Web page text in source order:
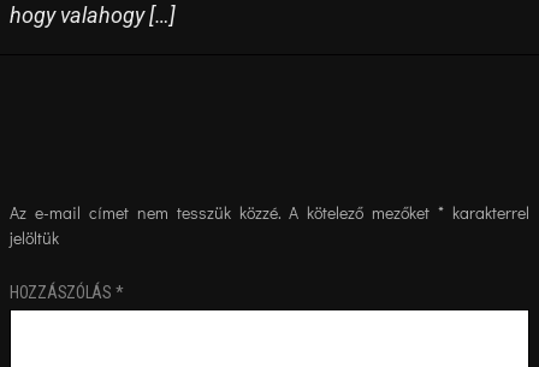
hogy valahogy […]
Az e-mail címet nem tesszük közzé. A kötelező mezőket* karakterrel
jelöltük
HOZZÁSZÓLÁS *